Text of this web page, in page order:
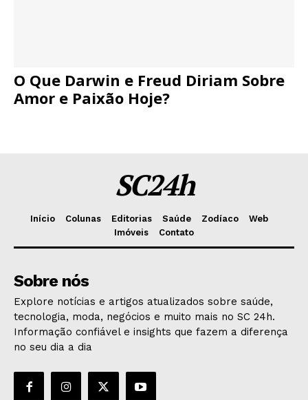
O Que Darwin e Freud Diriam Sobre
Amor e Paixão Hoje?
SC24h
Início Colunas Editorias Saúde Zodíaco
Web
Imóveis
Contato
Sobre nós
Explore notícias e artigos atualizados sobre saúde,
tecnologia, moda, negócios e muito mais no SC 24h.
Informação confiável e insights que fazem a diferença
no seu dia a dia